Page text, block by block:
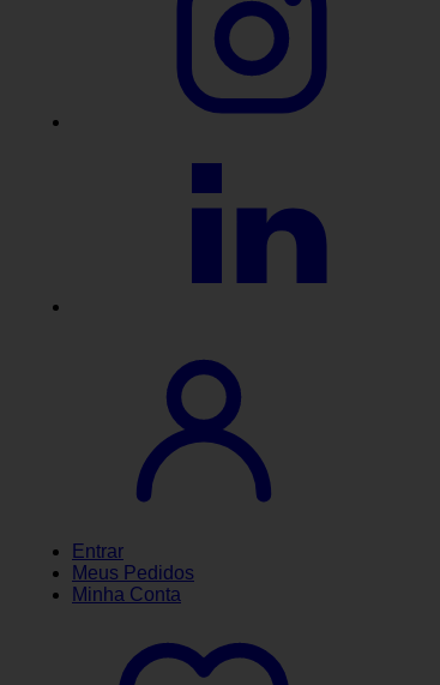
Entrar
Meus Pedidos
Minha Conta